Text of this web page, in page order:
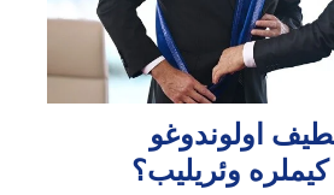
اولوندوغو
وئریلیب؟